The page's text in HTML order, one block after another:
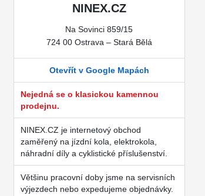
NINEX.CZ
Na Sovinci 859/15
724 00 Ostrava – Stará Bělá
Otevřít v Google Mapách
Nejedná se o klasickou kamennou
prodejnu.
NINEX.CZ je internetový obchod
zaměřený na jízdní kola, elektrokola,
náhradní díly a cyklistické příslušenství.
Většinu pracovní doby jsme na servisních
výjezdech nebo expedujeme objednávky.